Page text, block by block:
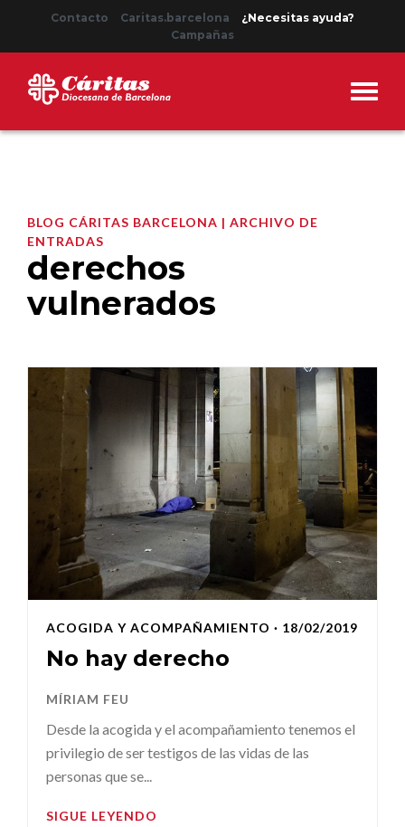
Contacto Caritas.barcelona
¿Necesitas ayuda?
Campañas
BLOG CÁRITAS BARCELONA | ARCHIVO DE
ENTRADAS
derechos
vulnerados
ACOGIDA Y ACOMPAÑAMIENTO · 18/02/2019
No hay derecho
MÍRIAM FEU
Desde la acogida y el acompañamiento tenemos el
privilegio de ser testigos de las vidas de las
personas que se...
SIGUE LEYENDO